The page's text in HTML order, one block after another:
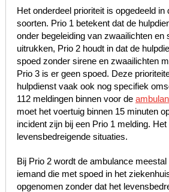
Het onderdeel prioriteit is opgedeeld in
soorten. Prio 1 betekent dat de
onder begeleiding van zwaailichten en
uitrukken, Prio 2 houdt in dat de
spoed zonder sirene en zwaailichten
Prio 3 is er geen spoed. Deze
hulpdienst vaak ook nog specifiek
112 meldingen binnen voor de
moet het voertuig binnen 15 minuten
incident zijn bij een Prio 1 melding.
levensbedreigende situaties.
Bij Prio 2 wordt de ambulance
iemand die met spoed in het
opgenomen zonder dat het